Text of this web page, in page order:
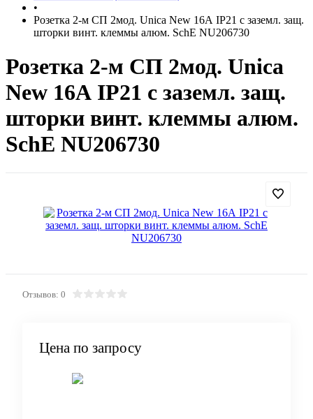
•
Розетка 2-м СП 2мод. Unica New 16А IP21 с заземл. защ.
шторки винт. клеммы алюм. SchE NU206730
Розетка 2-м СП 2мод. Unica
New 16А IP21 с заземл. защ.
шторки винт. клеммы алюм.
SchE NU206730
Отзывов: 0
Цена по запросу